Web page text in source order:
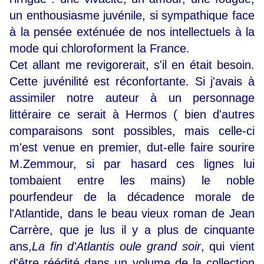
un enthousiasme juvénile, si sympathique face
à la pensée exténuée de nos intellectuels à la
mode qui chloroforment la France.
Cet allant me revigorerait, s'il en était besoin.
Cette juvénilité est réconfortante. Si j'avais à
assimiler notre auteur à un personnage
littéraire ce serait à Hermos ( bien d'autres
comparaisons sont possibles, mais celle-ci
m'est venue en premier, dut-elle faire sourire
M.Zemmour, si par hasard ces lignes lui
tombaient entre les mains) le noble
pourfendeur de la décadence morale de
l'Atlantide, dans le beau vieux roman de Jean
Carrère, que je lus il y a plus de cinquante
ans,La fin d'Atlantis oule grand soir, qui vient